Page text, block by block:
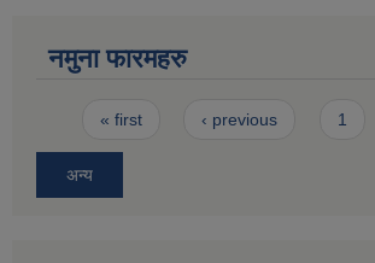
नमुना फारमहरु
Pages
« first ‹ previous 1
अन्य